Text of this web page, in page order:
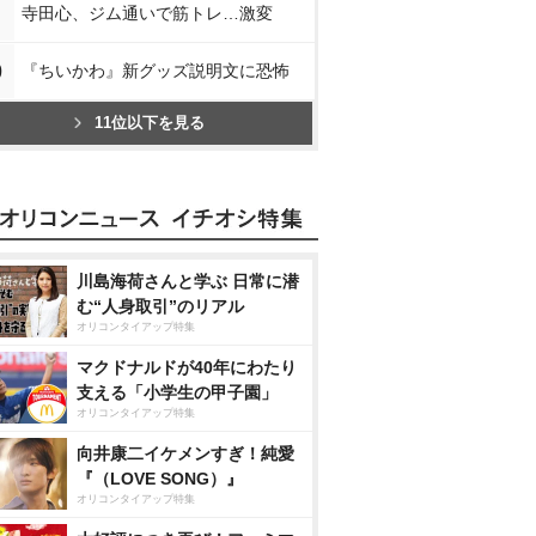
寺田心、ジム通いで筋トレ…激変
『ちいかわ』新グッズ説明文に恐怖
11位以下を見る
川島海荷さんと学ぶ 日常に潜
む“人身取引”のリアル
オリコンタイアップ特集
マクドナルドが40年にわたり
支える「小学生の甲子園」
オリコンタイアップ特集
向井康二イケメンすぎ！純愛
『（LOVE SONG）』
オリコンタイアップ特集